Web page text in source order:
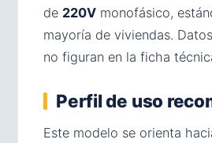
de 220V monofásico,
mayoría de viviendas.
no figuran en la ficha
Perfil de uso
Este modelo se orienta